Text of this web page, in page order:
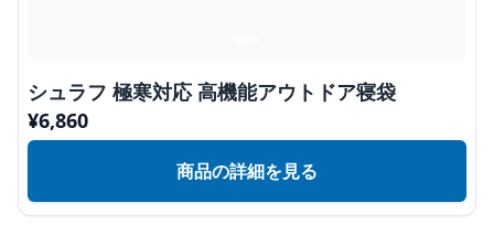
シュラフ 極寒対応 高機能アウトドア寝袋
¥6,860
商品の詳細を見る